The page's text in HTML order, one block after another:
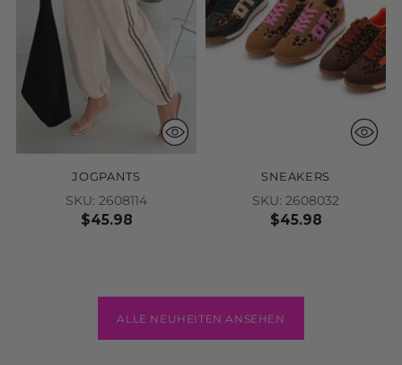
JOGPANTS
SKU: 2608114
$45.98
SNEAKERS
SKU: 2608032
$45.98
ALLE NEUHEITEN ANSEHEN